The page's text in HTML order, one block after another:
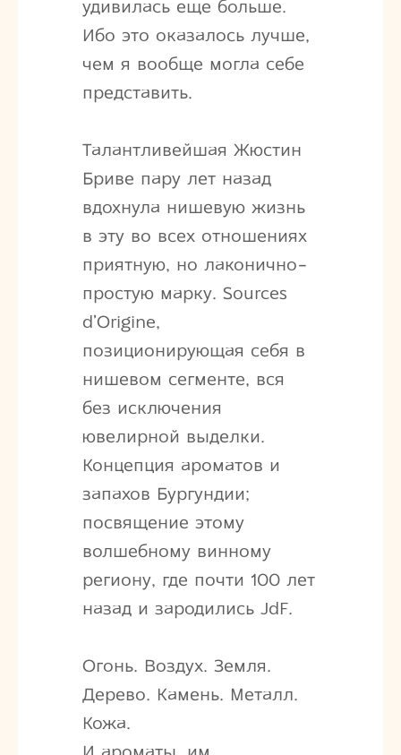
удивилась еще больше.
Ибо это оказалось лучше,
чем я вообще могла себе
представить.
Талантливейшая Жюстин
Бриве пару лет назад
вдохнула нишевую жизнь
в эту во всех отношениях
приятную, но лаконично-
простую марку. Sources
d’Origine,
позиционирующая себя в
нишевом сегменте, вся
без исключения
ювелирной выделки.
Концепция ароматов и
запахов Бургундии;
посвящение этому
волшебному винному
региону, где почти 100 лет
назад и зародились JdF.
Огонь. Воздух. Земля.
Дерево. Камень. Металл.
Кожа.